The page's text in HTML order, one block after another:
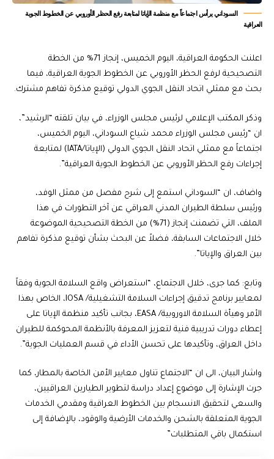
السوداني يرأس اجتماعاً مع منظمة الإياتا لمتابعة رفع الحظر الأوروبي عن الخطوط الجوية
العراقية
اعلنت الحكومة العراقية، اليوم الخميس، إنجاز 71% من الخطة
التصحيحية لرفع الحظر الأوروبي عن الخطوط الجوية العراقية، فيما
بحث مع ممثلي اتحاد النقل الجوي الدولي توقيع مذكرة تفاهم مشترك.
وذكر المكتب الإعلامي لرئيس مجلس الوزراء، في بيان تلقته “الرشيد”،
ان “رئيس مجلس الوزراء محمد شياع السوداني، اليوم الخميس،
اجتماعاً مع ممثلي اتحاد النقل الجوي الدولي (الإياتا/IATA) لمتابعة
إجراءات رفع الحظر الأوروبي عن الخطوط الجوية العراقية”.
واضاف، ان “السوداني استمع إلى شرح مفصل من ممثل الوفد،
ورئيس سلطة الطيران المدني العراقي عن آخر التطورات في هذا
الملف، التي تضمنت إنجاز (71%) من الخطة التصحيحية الموضوعة
خلال الاجتماعات السابقة، فضلاً عن البحث بشأن توقيع مذكرة تفاهم
بين العراق والإياتا”.
وتابع: كما جرى، خلال الاجتماع، “استعراض واقع السلامة الجوية وفقاً
لمعايير برنامج تدقيق إجراءات السلامة التشغيلية/ IOSA، الخاص بهذا
الأمر وهيأة السلامة الاوروبية/ EASA، بجانب تأكيد منظمة الإياتا على
إعطاء دورات تدريبية فنية لتعزيز المعرفة بالأنظمة المحوكمة للطيران
داخل العراق، وتأكيدها على تحسن الأداء في قسم العمليات الجوية”.
واشار البيان، الى ان “الاجتماع تناول معايير الأمن الخاصة بالمطار، كما
جرت الإشارة إلى موضوع إعداد دراسة لتطوير الطيارين العراقيين،
والسعي لتحقيق الانسجام بين الخطوط العراقية ومقدمي الخدمات
الجوية المتعلقة بالشحن والخدمات الأرضية والوقود، بالإضافة إلى
استكمال باقي المتطلبات”